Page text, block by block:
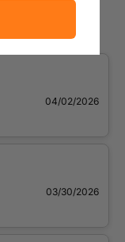
04/02/2026
03/30/2026